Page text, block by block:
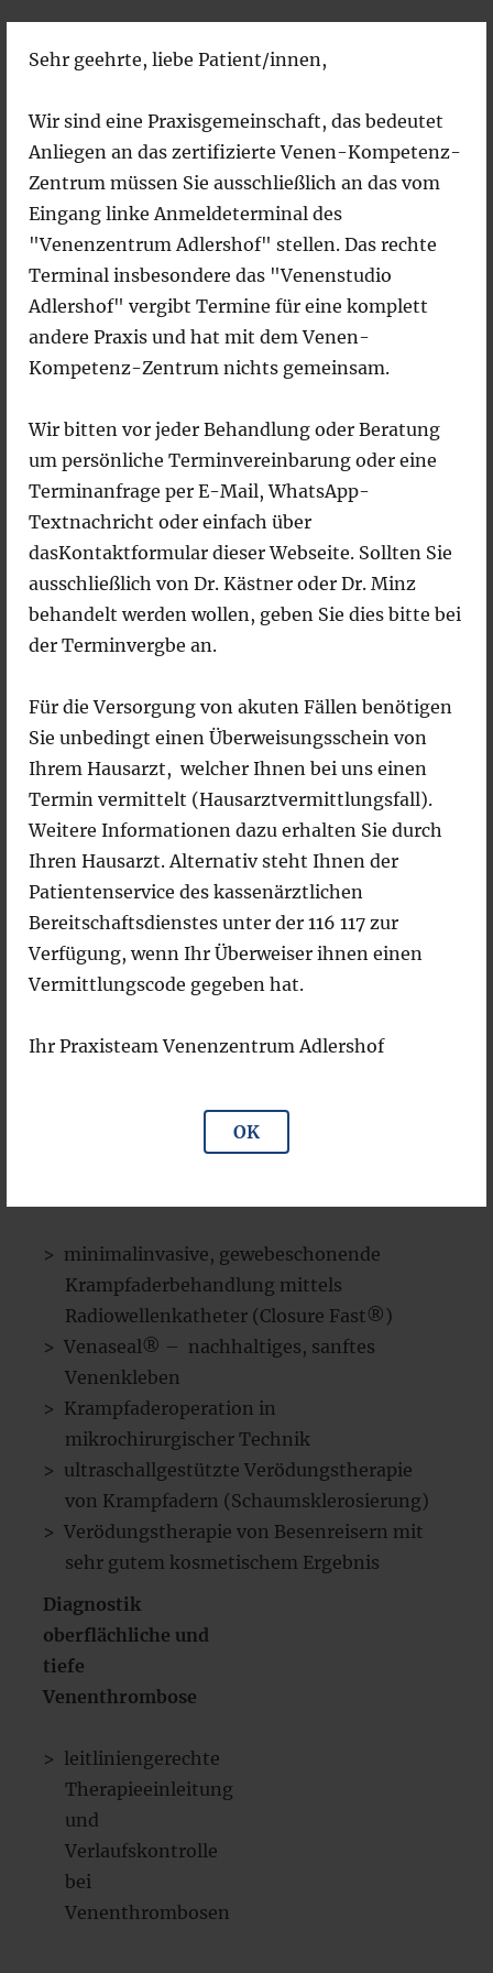
Sehr geehrte, liebe Patient/innen,
Wir sind eine Praxisgemeinschaft, das bedeutet
Anliegen an das zertifizierte Venen-Kompetenz-
Zentrum müssen Sie ausschließlich an das vom
Eingang linke Anmeldeterminal des
"Venenzentrum Adlershof" stellen. Das rechte
Terminal insbesondere das "Venenstudio
Adlershof" vergibt Termine für eine komplett
andere Praxis und hat mit dem Venen-
Kompetenz-Zentrum nichts gemeinsam.
Wir bitten vor jeder Behandlung oder Beratung
um persönliche Terminvereinbarung oder eine
Terminanfrage per E-Mail, WhatsApp-
Textnachricht oder einfach über
dasKontaktformular dieser Webseite. Sollten Sie
ausschließlich von Dr. Kästner oder Dr. Minz
behandelt werden wollen, geben Sie dies bitte bei
der Terminvergbe an.
Für die Versorgung von akuten Fällen benötigen
Sie unbedingt einen Überweisungsschein von
Ihrem Hausarzt, welcher Ihnen bei uns einen
Termin vermittelt (Hausarztvermittlungsfall).
Weitere Informationen dazu erhalten Sie durch
Ihren Hausarzt. Alternativ steht Ihnen der
Patientenservice des kassenärztlichen
Bereitschaftsdienstes unter der 116 117 zur
Verfügung, wenn Ihr Überweiser ihnen einen
Vermittlungscode gegeben hat.
Ihr Praxisteam Venenzentrum Adlershof
OK
Venenzentrum Adlershof –
Gefäßmedizinische Praxis
Leistungen
Gefäßultraschall
(farbkodierte Duplexsonografie)
der Beinvenen zur Krampfaderdiagnostik
und ggf. leitliniengerechte
Therapieberatung
Thrombosediagnostik und ggf.
leitliniengerechte Therapieempfehlung und
Therapieeinleitung
der extracraniellen hirnversorgenden
Arterien mit Messung der Intima-Media-
Dicke und ggf. leitliniengerechter
Therapievorschlag
der Bauchschlagader zur
Aneurysmadiagnostik und ggf.
leitliniengerechter Therapievorschlag
Durchblutungsstörungen (pAVK) nur nach
minimalinvasive, gewebeschonende
Krampfaderbehandlung mittels
Radiowellenkatheter (Closure Fast®)
Venaseal® – nachhaltiges, sanftes
Venenkleben
Krampfaderoperation in
mikrochirurgischer Technik
ultraschallgestützte Verödungstherapie
von Krampfadern (Schaumsklerosierung)
Verödungstherapie von Besenreisern mit
sehr gutem kosmetischem Ergebnis
Diagnostik
oberflächliche und
tiefe
Venenthrombose
leitliniengerechte
Therapieeinleitung
und
Verlaufskontrolle
bei
Venenthrombosen